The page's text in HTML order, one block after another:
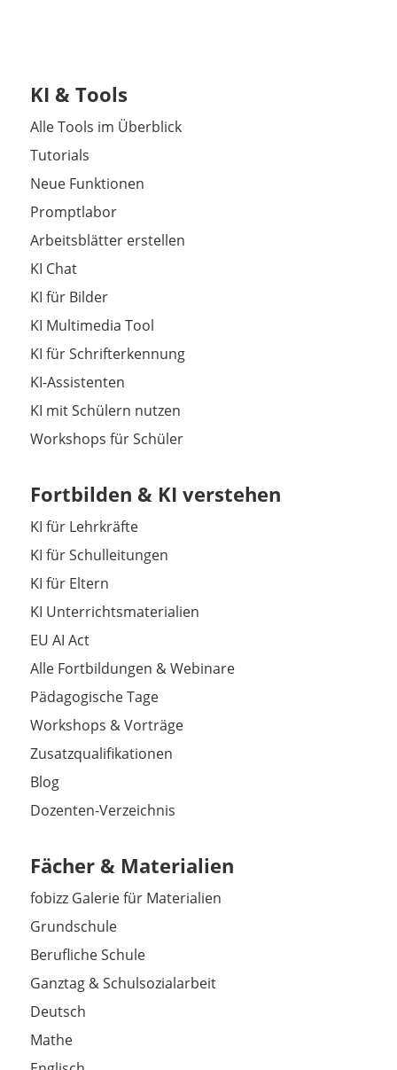
KI & Tools
Alle Tools im Überblick
Tutorials
Neue Funktionen
Promptlabor
Arbeitsblätter erstellen
KI Chat
KI für Bilder
KI Multimedia Tool
KI für Schrifterkennung
KI-Assistenten
KI mit Schülern nutzen
Workshops für Schüler
Fortbilden & KI verstehen
KI für Lehrkräfte
KI für Schulleitungen
KI für Eltern
KI Unterrichtsmaterialien
EU AI Act
Alle Fortbildungen & Webinare
Pädagogische Tage
Workshops & Vorträge
Zusatzqualifikationen
Blog
Dozenten-Verzeichnis
Fächer & Materialien
fobizz Galerie für Materialien
Grundschule
Berufliche Schule
Ganztag & Schulsozialarbeit
Deutsch
Mathe